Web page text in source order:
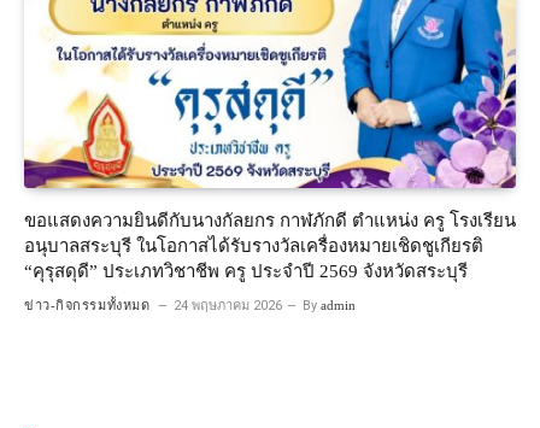
ขอแสดงความยินดีกับนางกัลยกร กาฬภักดี ตำแหน่ง ครู โรงเรียน
อนุบาลสระบุรี ในโอกาสได้รับรางวัลเครื่องหมายเชิดชูเกียรติ
“คุรุสดุดี” ประเภทวิชาชีพ ครู ประจำปี 2569 จังหวัดสระบุรี
ข่าว-กิจกรรมทั้งหมด 24 พฤษภาคม 2026 By admin